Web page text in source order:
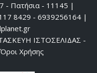
- Πατήσια - 11145 |
8429 - 6939256164 |
ΙΣΤΟΣΕΛΙΔΑΣ -
Όροι Χρήσης